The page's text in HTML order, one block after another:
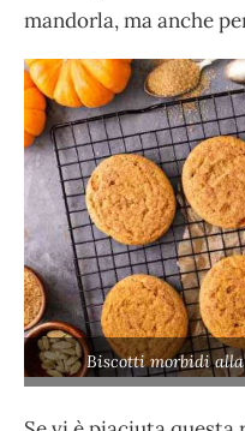
mandorla, ma anche
Biscotti morbidi